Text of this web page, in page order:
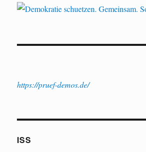
https://pruef-demos.de/
ISS